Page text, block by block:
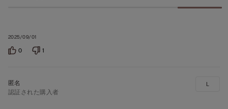
2025/09/01
0 1
認証された購入者
L